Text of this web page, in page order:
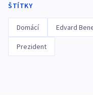
ŠTÍTKY
Domácí Edvard
Prezident